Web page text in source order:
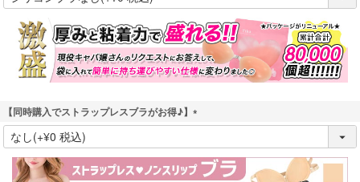
必
須
)
【同時購入でストラップレスブラがお得♪】
(
必
須
)